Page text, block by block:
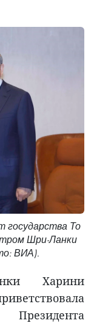
государства То
Шри-Ланки
ВИА).
Харини
Президента